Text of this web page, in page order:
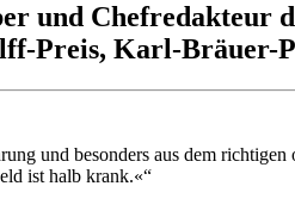
und Chefredakteur
Preis, Karl-
und besonders aus dem
ist halb krank.«“